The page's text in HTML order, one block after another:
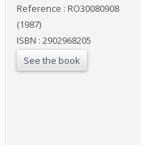
Reference : RO30080908
(1987)
ISBN : 2902968205
See the book